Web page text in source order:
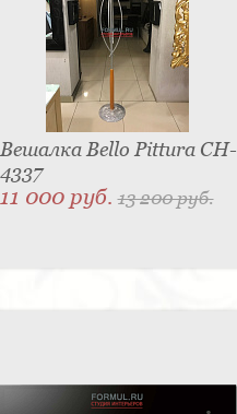
Вешалка Bello Pittura CH-
4337
11 000 руб.13 200 руб.